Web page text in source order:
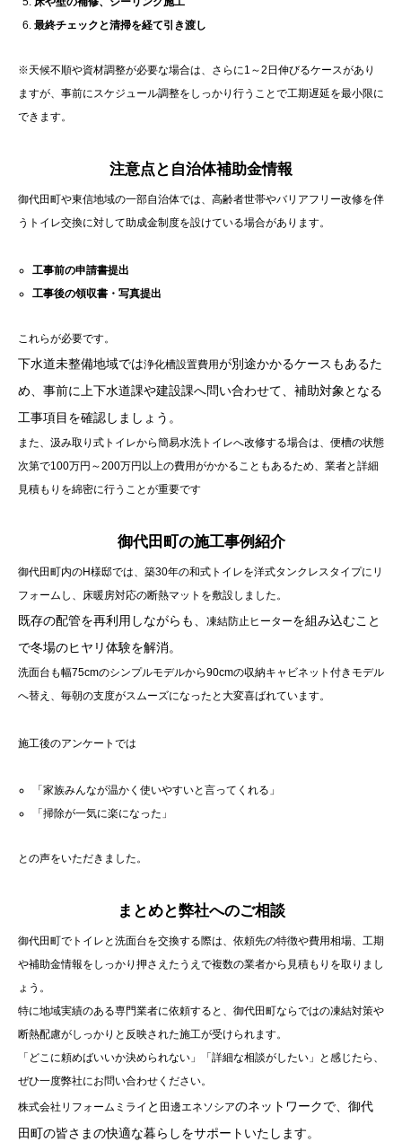
最終チェックと清掃を経て引き渡し
※天候不順や資材調整が必要な場合は、さらに1～2日伸びるケースがあり
ますが、事前にスケジュール調整をしっかり行うことで工期遅延を最小限に
できます。
注意点と自治体補助金情報
御代田町や東信地域の一部自治体では、高齢者世帯やバリアフリー改修を伴
うトイレ交換に対して助成金制度を設けている場合があります。
工事前の申請書提出
工事後の領収書・写真提出
これらが必要です。
下水道未整備地域では浄化槽設置費用が別途かかるケースもあるた
め、事前に上下水道課や建設課へ問い合わせて、補助対象となる
工事項目を確認しましょう。
また、汲み取り式トイレから簡易水洗トイレへ改修する場合は、便槽の状態
次第で100万円～200万円以上の費用がかかることもあるため、業者と詳細
見積もりを綿密に行うことが重要です
御代田町の施工事例紹介
御代田町内のH様邸では、築30年の和式トイレを洋式タンクレスタイプにリ
フォームし、床暖房対応の断熱マットを敷設しました。
既存の配管を再利用しながらも、 凍結防止ヒーターを組み込むこと
で冬場のヒヤリ体験を解消。
洗面台も幅75cmのシンプルモデルから90cmの収納キャビネット付きモデル
へ替え、毎朝の支度がスムーズになったと大変喜ばれています。
施工後のアンケートでは
「家族みんなが温かく使いやすいと言ってくれる」
「掃除が一気に楽になった」
との声をいただきました。
まとめと弊社へのご相談
御代田町でトイレと洗面台を交換する際は、依頼先の特徴や費用相場、工期
や補助金情報をしっかり押さえたうえで複数の業者から見積もりを取りまし
ょう。
特に地域実績のある専門業者に依頼すると、御代田町ならではの凍結対策や
断熱配慮がしっかりと反映された施工が受けられます。
「どこに頼めばいいか決められない」「詳細な相談がしたい」と感じたら、
ぜひ一度弊社にお問い合わせください。
株式会社リフォームミライ と 田邊エネソシアのネットワークで、御代
田町の皆さまの快適な暮らしをサポートいたします。